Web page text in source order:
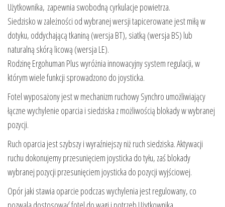
Użytkownika, zapewnia swobodną cyrkulacje powietrza.
Siedzisko w zależności od wybranej wersji tapicerowane jest miłą w
dotyku, oddychającą tkaniną (wersja BT), siatką (wersja BS) lub
naturalną skórą licową (wersja LE).
Rodzinę Ergohuman Plus wyróżnia innowacyjny system regulacji, w
którym wiele funkcji sprowadzono do joysticka.
Fotel wyposażony jest w mechanizm ruchowy Synchro umożliwiający
łączne wychylenie oparcia i siedziska z możliwością blokady w wybranej
pozycji.
Ruch oparcia jest szybszy i wyraźniejszy niż ruch siedziska. Aktywacji
ruchu dokonujemy przesunięciem joysticka do tyłu, zaś blokady
wybranej pozycji przesunięciem joysticka do pozycji wyjściowej.
Opór jaki stawia oparcie podczas wychylenia jest regulowany, co